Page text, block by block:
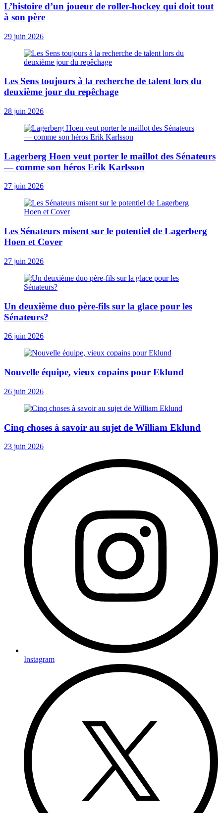
L’histoire d’un joueur de roller-hockey qui doit tout
à son père
29 juin 2026
Les Sens toujours à la recherche de talent lors du
deuxième jour du repêchage
28 juin 2026
Lagerberg Hoen veut porter le maillot des Sénateurs
— comme son héros Erik Karlsson
27 juin 2026
Les Sénateurs misent sur le potentiel de Lagerberg
Hoen et Cover
27 juin 2026
Un deuxième duo père-fils sur la glace pour les
Sénateurs?
26 juin 2026
Nouvelle équipe, vieux copains pour Eklund
26 juin 2026
Cinq choses à savoir au sujet de William Eklund
23 juin 2026
Instagram